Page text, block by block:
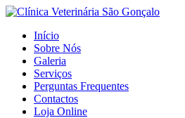
Início
Sobre Nós
Galeria
Serviços
Perguntas Frequentes
Contactos
Loja Online